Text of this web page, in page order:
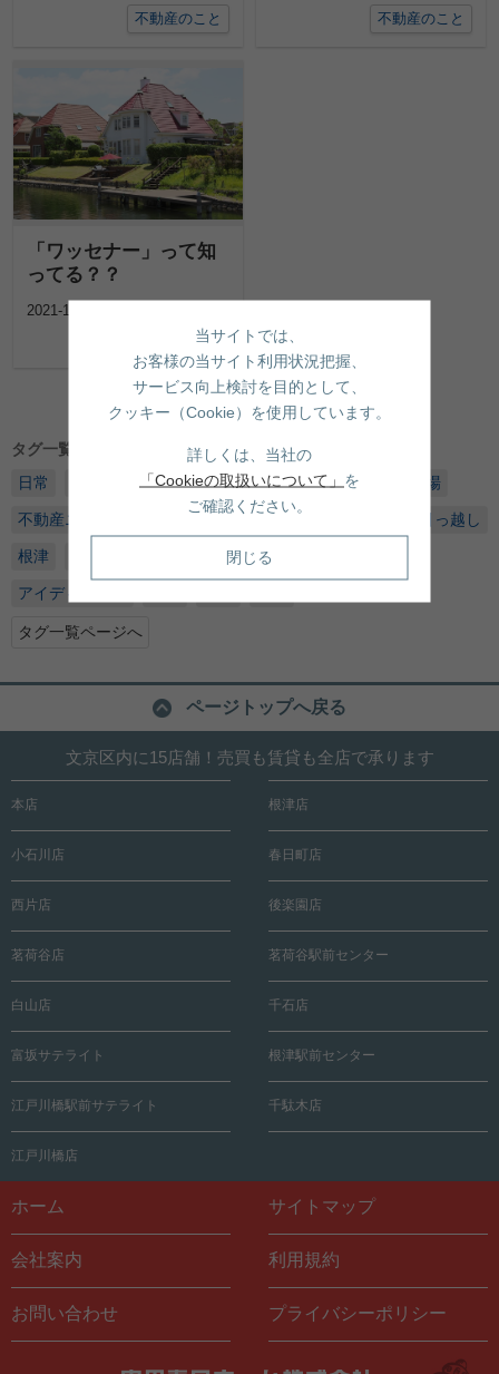
不動産のこと
不動産のこと
「ワッセナー」って知
ってる？？
2021-10-28
日常のこと
該当公開件数：3 件1～3 件を表示
タグ一覧
日常
豆知識 街情報 インターン内林 相場
不動産ニュース イベント 食べ物 お引っ越し
根津 旅行
アイディア商品
タグ一覧ページへ
ページトップへ戻る
文京区内に15店舗！売買も賃貸も全店で承ります
本店 根津店
小石川店 春日町店
西片店 後楽園店
茗荷谷店 茗荷谷駅前センター
白山店 千石店
富坂サテライト 根津駅前センター
江戸川橋駅前サテライト 千駄木店
江戸川橋店
ホーム サイトマップ
会社案内 利用規約
お問い合わせ プライバシーポリシー
当サイトでは、
お客様の当サイト利用状況把握、
サービス向上検討を目的として、
クッキー（Cookie）を使用しています。
詳しくは、当社の
「Cookieの取扱いについて」 を
ご確認ください。
閉じる